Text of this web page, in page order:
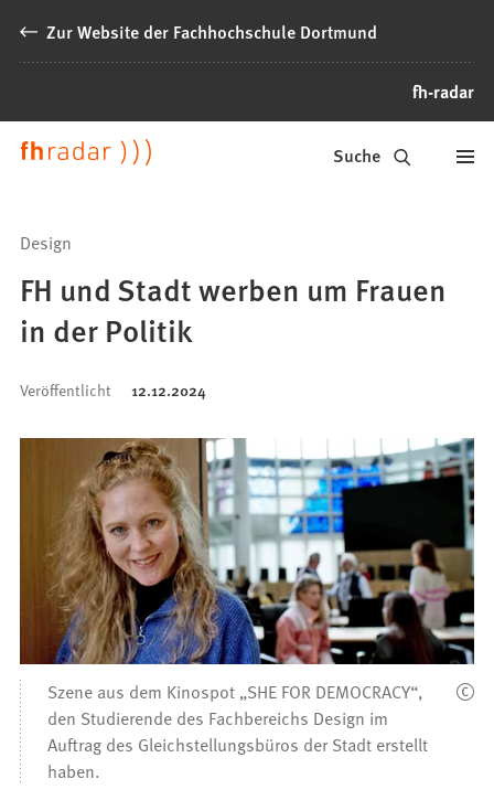
Inhalt anspringen
Zur Website der Fachhochschule Dortmund
fh-radar
News
FH
Dortmund
Suche
Design
FH und Stadt werben um Frauen
in der Politik
Veröffentlicht 12.12.2024
Szene aus dem Kinospot „SHE FOR DEMOCRACY“,
den Studierende des Fachbereichs Design im
Auftrag des Gleichstellungsbüros der Stadt erstellt
haben.